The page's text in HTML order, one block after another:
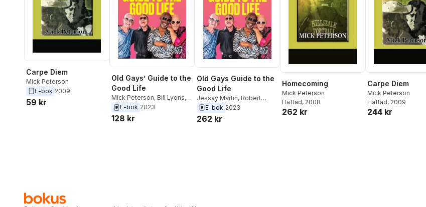
Carpe Diem
Mick Peterson
E-bok 2009
59 kr
Old Gays’ Guide to the
Good Life
Mick Peterson, Bill Lyons,
Robert Reeves
Martin
E-bok 2023
128 kr
Old Gays Guide to the
Good Life
Jessay Martin, Robert
Reeves, Bill Lyons
Peterson
E-bok 2023
262 kr
Homecoming
Mick Peterson
Häftad, 2008
262 kr
Carpe Diem
Mick Peterson
Häftad, 2009
244 kr